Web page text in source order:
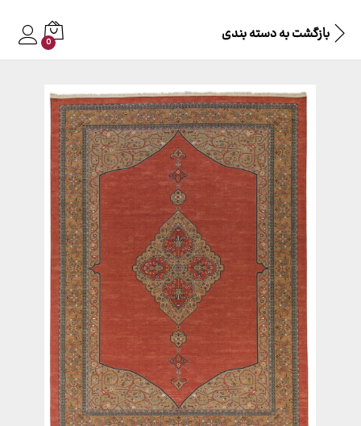
بازگشت بهدسته بندی 0